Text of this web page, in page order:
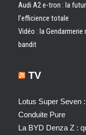
Audi A2 e-tron : la
l’efficience totale
Vidéo : la
bandit
TV
Lotus Super Seven
Conduite Pure
La BYD Denza Z :